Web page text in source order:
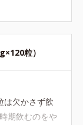
粒）
は欠かさず飲
期飲むのをや